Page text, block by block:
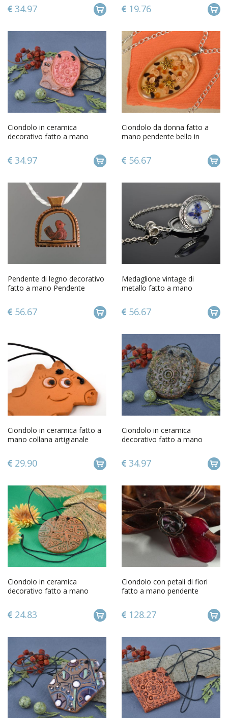
34.97 19.76
Ciondolo in ceramica
decorativo fatto a mano
34.97
Ciondolo da donna fatto a
mano pendente bello in
catenina
56.67
Pendente di legno decorativo
fatto a mano Pendente
56.67
Medaglione vintage di
metallo fatto a mano
56.67
Ciondolo in ceramica fatto a
mano collana artigianale
29.90
Ciondolo in ceramica
decorativo fatto a mano
34.97
Ciondolo in ceramica
decorativo fatto a mano
24.83
Ciondolo con petali di fiori
fatto a mano pendente
128.27